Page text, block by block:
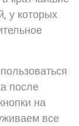
у которых
после
на
все